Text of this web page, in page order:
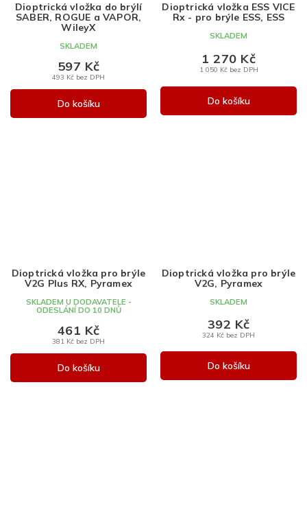
Dioptrická vložka do brýlí
SABER, ROGUE a VAPOR,
WileyX
SKLADEM
493 Kč bez DPH
597 Kč
Do košíku
Dioptrická vložka ESS VICE
Rx - pro brýle ESS, ESS
SKLADEM
1 050 Kč bez DPH
1 270 Kč
Do košíku
Dioptrická vložka pro brýle
V2G Plus RX, Pyramex
SKLADEM U DODAVATELE -
ODESLÁNÍ DO 10 DNŮ
381 Kč bez DPH
461 Kč
Do košíku
Dioptrická vložka pro brýle
V2G, Pyramex
SKLADEM
324 Kč bez DPH
392 Kč
Do košíku